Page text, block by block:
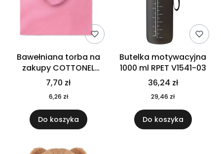
Bawełniana torba na
zakupy COTTONEL
COLOUR++ MO9846-11
7,70 zł
6,26 zł
Do koszyka
Butelka motywacyjna
1000 ml RPET V1541-03
36,24 zł
29,46 zł
Do koszyka